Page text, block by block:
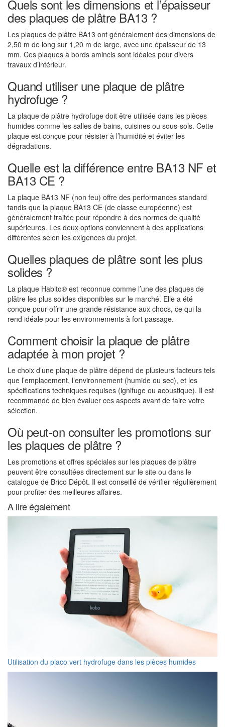
Quels sont les dimensions et l’épaisseur
des plaques de plâtre BA13 ?
Les plaques de plâtre BA13 ont généralement des dimensions de
2,50 m de long sur 1,20 m de large, avec une épaisseur de 13
mm. Ces plaques à bords amincis sont idéales pour divers
travaux d’intérieur.
Quand utiliser une plaque de plâtre
hydrofuge ?
La plaque de plâtre hydrofuge doit être utilisée dans les pièces
humides comme les salles de bains, cuisines ou sous-sols. Cette
plaque est conçue pour résister à l’humidité et éviter les
dégradations.
Quelle est la différence entre BA13 NF et
BA13 CE ?
La plaque BA13 NF (non feu) offre des performances standard
tandis que la plaque BA13 CE (de classe européenne) est
généralement traitée pour répondre à des normes de qualité
supérieures. Les deux options conviennent à des applications
différentes selon les exigences du projet.
Quelles plaques de plâtre sont les plus
solides ?
La plaque Habito® est reconnue comme l’une des plaques de
plâtre les plus solides disponibles sur le marché. Elle a été
conçue pour offrir une grande résistance aux chocs, ce qui la
rend idéale pour les environnements à fort passage.
Comment choisir la plaque de plâtre
adaptée à mon projet ?
Le choix d’une plaque de plâtre dépend de plusieurs facteurs tels
que l’emplacement, l’environnement (humide ou sec), et les
spécifications techniques requises (ignifuge ou acoustique). Il est
recommandé de bien évaluer ces aspects avant de faire votre
sélection.
Où peut-on consulter les promotions sur
les plaques de plâtre ?
Les promotions et offres spéciales sur les plaques de plâtre
peuvent être consultées directement sur le site ou dans le
catalogue de Brico Dépôt. Il est conseillé de vérifier régulièrement
pour profiter des meilleures affaires.
A lire également
Utilisation du placo vert hydrofuge dans les pièces humides